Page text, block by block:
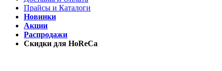
Прайсы и Каталоги
Новинки
Акции
Распродажи
Скидки для HoReCa